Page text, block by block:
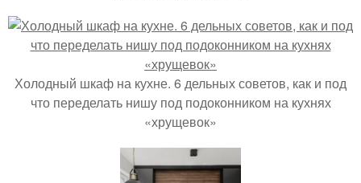
Холодный шкаф на кухне. 6 дельных советов, как и под
что переделать нишу под подоконником на кухнях
«хрущевок»